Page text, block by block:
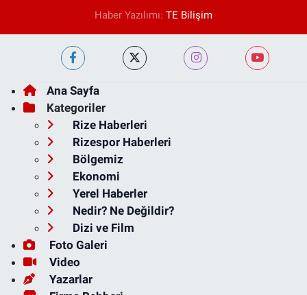
Haber Yazılımı: TE Bilişim
Ana Sayfa
Kategoriler
Rize Haberleri
Rizespor Haberleri
Bölgemiz
Ekonomi
Yerel Haberler
Nedir? Ne Değildir?
Dizi ve Film
Foto Galeri
Video
Yazarlar